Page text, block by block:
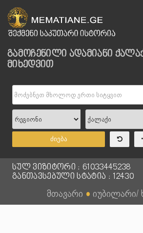
გამოჩენილი ადამიანი
მიხედვით
ძიება
სულ ვიზიტორი : 61033445238
განთავსებული სტატია : 12430
მთავარი ● იუბილარი/